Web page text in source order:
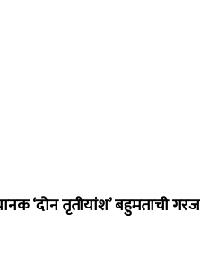
‘दोन तृतीयांश’ बहुमताची